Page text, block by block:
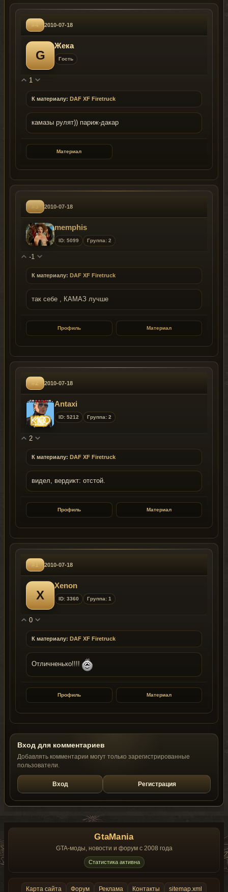
#4 2010-07-18
G
Жека
Гость
1
К материалу: DAF XF Firetruck
камазы рулят)) париж-дакар
Материал
#3 2010-07-18
memphis
ID: 5099 Группа: 2
-1
К материалу: DAF XF Firetruck
так себе , КАМАЗ лучше
Профиль Материал
#2 2010-07-18
Antaxi
ID: 5212 Группа: 2
2
К материалу: DAF XF Firetruck
видел, вердикт: отстой.
Профиль Материал
#1 2010-07-18
X
Xenon
ID: 3360 Группа: 1
0
К материалу: DAF XF Firetruck
Отличненько!!!!
Профиль Материал
Вход для комментариев
Добавлять комментарии могут только зарегистрированные
пользователи.
Вход Регистрация
GtaMania
GTA-моды, новости и форум с 2008 года
Статистика активна
Карта сайта Форум Реклама Контакты sitemap.xml